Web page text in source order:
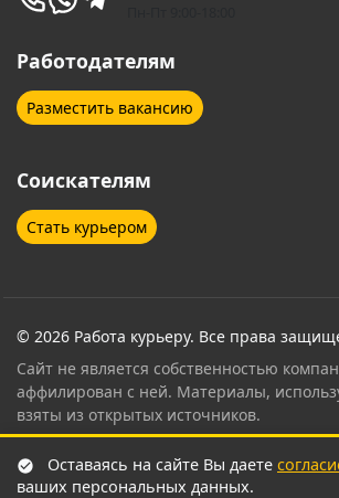
Работодателям
Разместить вакансию
Соискателям
Стать курьером
© 2026 Работа курьеру. Все права
Сайт не является собственностью
аффилирован с ней. Материалы,
взяты из открытых источников.
сертифицированным специалистом по
курьеров Яндекс Еда.
Оставаясь на сайте Вы даете
ваших персональных данных.